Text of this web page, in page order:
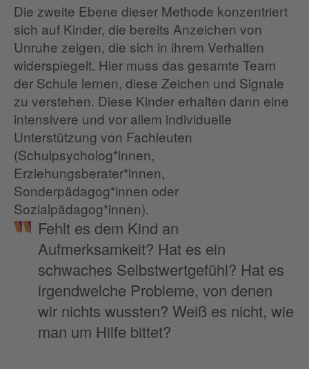
Die zweite Ebene dieser Methode konzentriert
sich auf Kinder, die bereits Anzeichen von
Unruhe zeigen, die sich in ihrem Verhalten
widerspiegelt. Hier muss das gesamte Team
der Schule lernen, diese Zeichen und Signale
zu verstehen. Diese Kinder erhalten dann eine
intensivere und vor allem individuelle
Unterstützung von Fachleuten
(Schulpsycholog*innen,
Erziehungsberater*innen,
Sonderpädagog*innen oder
Sozialpädagog*innen).
Fehlt es dem Kind an
Aufmerksamkeit? Hat es ein
schwaches Selbstwertgefühl? Hat es
irgendwelche Probleme, von denen
wir nichts wussten? Weiß es nicht, wie
man um Hilfe bittet?